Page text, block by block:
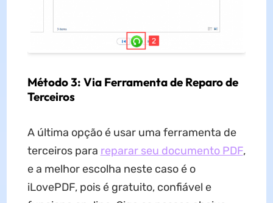
Método 3: Via Ferramenta de Reparo de
Terceiros
A última opção é usar uma ferramenta de
terceiros para reparar seu documento PDF,
e a melhor escolha neste caso é o
iLovePDF, pois é gratuito, confiável e